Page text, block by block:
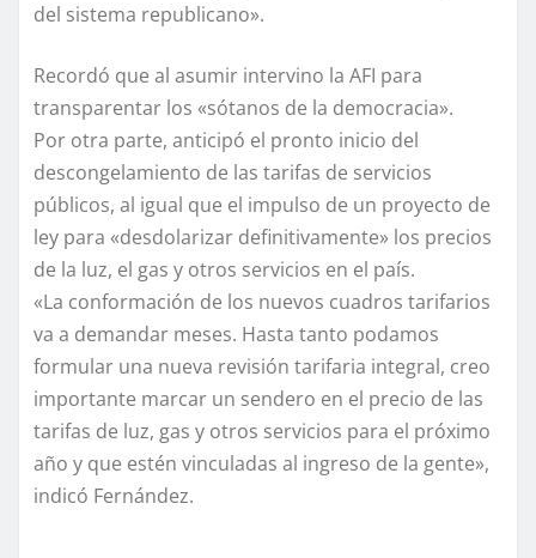
del sistema republicano».
Recordó que al asumir intervino la AFI para
transparentar los «sótanos de la democracia».
Por otra parte, anticipó el pronto inicio del
descongelamiento de las tarifas de servicios
públicos, al igual que el impulso de un proyecto de
ley para «desdolarizar definitivamente» los precios
de la luz, el gas y otros servicios en el país.
«La conformación de los nuevos cuadros tarifarios
va a demandar meses. Hasta tanto podamos
formular una nueva revisión tarifaria integral, creo
importante marcar un sendero en el precio de las
tarifas de luz, gas y otros servicios para el próximo
año y que estén vinculadas al ingreso de la gente»,
indicó Fernández.